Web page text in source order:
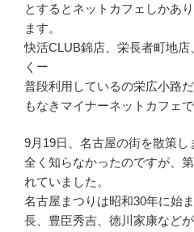
とするとネットカフェしかあ
ます。
快活CLUB錦店、栄長者町地
くー
普段利用しているの栄広小路
もなきマイナーネットカフェ
9月19日、名古屋の街を散策し
全く知らなかったのですが、
れていました。
名古屋まつりは昭和30年に始
長、豊臣秀吉、徳川家康など